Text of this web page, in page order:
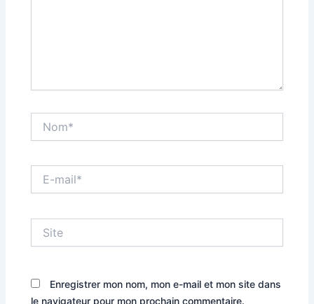
mail*
Enregistrer mon nom, mon e-mail et mon site dans
le navigateur pour mon prochain commentaire.